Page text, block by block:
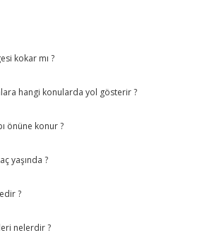
kokar mı ?
hangi konularda yol gösterir ?
önüne konur ?
yaşında ?
?
nelerdir ?